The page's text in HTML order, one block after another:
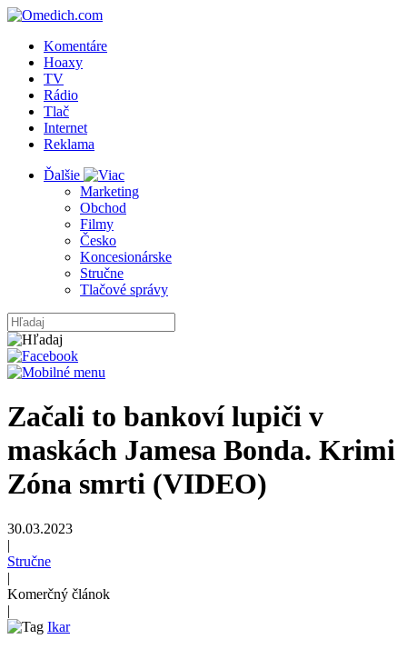
Komentáre
Hoaxy
TV
Rádio
Tlač
Internet
Reklama
Ďalšie
Marketing
Obchod
Filmy
Česko
Koncesionárske
Stručne
Tlačové správy
Začali to bankoví lupiči v
maskách Jamesa Bonda. Krimi
Zóna smrti (VIDEO)
30.03.2023
|
Stručne
|
Komerčný článok
|
Ikar